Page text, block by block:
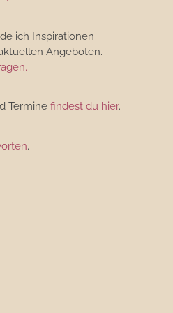
ich Inspirationen
Angeboten.
Terminefindest du hier.
.